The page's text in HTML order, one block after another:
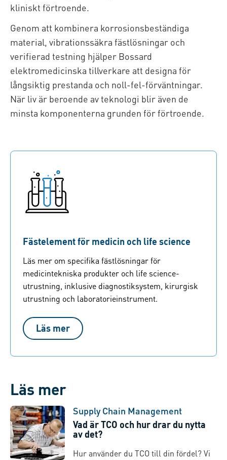
kliniskt förtroende.
Genom att kombinera korrosionsbeständiga
material, vibrationssäkra fästlösningar och
verifierad testning hjälper Bossard
elektromedicinska tillverkare att designa för
långsiktig prestanda och noll-fel-förväntningar.
När liv är beroende av teknologi blir även de
minsta komponenterna grunden för förtroende.
Fästelement för medicin och life science
Läs mer om specifika fästlösningar för
medicintekniska produkter och life science-
utrustning, inklusive diagnostiksystem, kirurgisk
utrustning och laboratorieinstrument.
Läs mer
Läs mer
Supply Chain Management
Vad är TCO och hur drar du nytta
av det?
Hur använder du TCO till din fördel? Vi